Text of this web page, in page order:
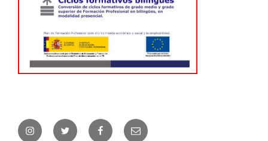
InstagramTwitter FacebookCorreo